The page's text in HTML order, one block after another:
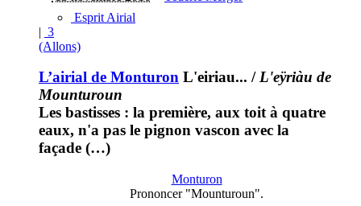
Esprit Airial
| 3
(Allons)
L’airial de Monturon L'eiriau... /L'eÿriàu de
Mounturoun
Les bastisses : la première, aux toit à quatre
eaux, n'a pas le pignon vascon avec la
façade (…)
Monturon
Prononcer "Mounturoun".